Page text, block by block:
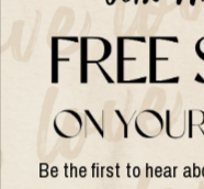
Help
Shop op
Be the first to hear